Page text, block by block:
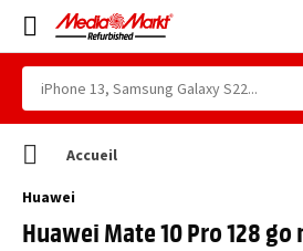
Accueil
Huawei
Huawei Mate 10 Pro 128